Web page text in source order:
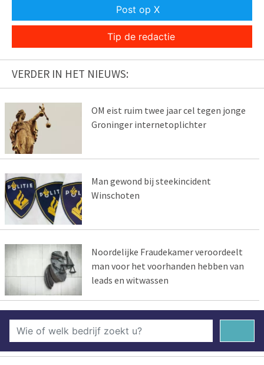
Post op X
Tip de redactie
VERDER IN HET NIEUWS:
OM eist ruim twee jaar cel tegen jonge
Groninger internetoplichter
Man gewond bij steekincident
Winschoten
Noordelijke Fraudekamer veroordeelt
man voor het voorhanden hebben van
leads en witwassen